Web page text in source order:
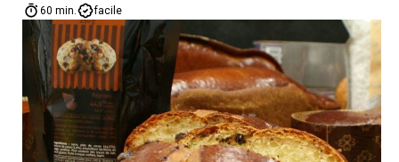
60 min. facile